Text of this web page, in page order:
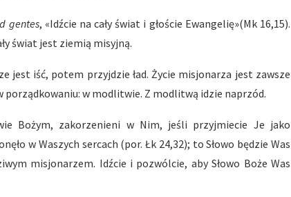
gentes, «Idźcie na cały świat i głoście Ewangelię»(Mk 16,15).
świat jest ziemią misyjną.
iść, potem przyjdzie ład. Życie misjonarza jest zawsze
w modlitwie. Z modlitwą idzie naprzód.
Bożym, zakorzenieni w Nim, jeśli przyjmiecie Je jako
w Waszych sercach (por. Łk 24,32); to Słowo będzie Was
misjonarzem. Idźcie i pozwólcie, aby Słowo Boże Was